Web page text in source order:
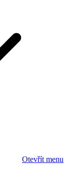
Otevřít menu